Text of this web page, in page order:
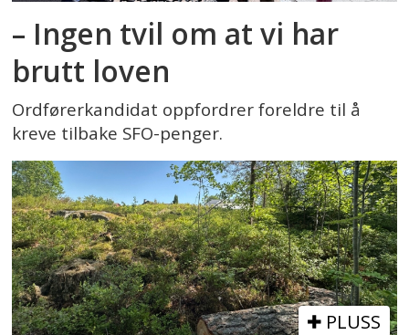
– Ingen tvil om at vi har
brutt loven
Ordførerkandidat oppfordrer foreldre til å
kreve tilbake SFO-penger.
PLUSS